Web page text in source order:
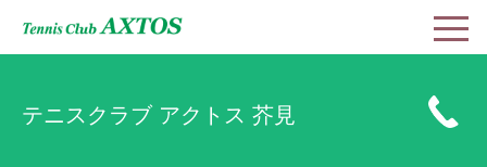
テニスクラブ アクトス 芥見